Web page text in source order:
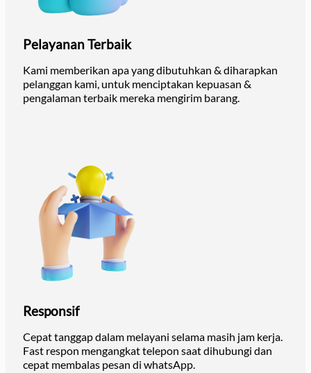
Pelayanan Terbaik
Kami memberikan apa yang dibutuhkan & diharapkan
pelanggan kami, untuk menciptakan kepuasan &
pengalaman terbaik mereka mengirim barang.
Responsif
Cepat tanggap dalam melayani selama masih jam kerja.
Fast respon mengangkat telepon saat dihubungi dan
cepat membalas pesan di whatsApp.